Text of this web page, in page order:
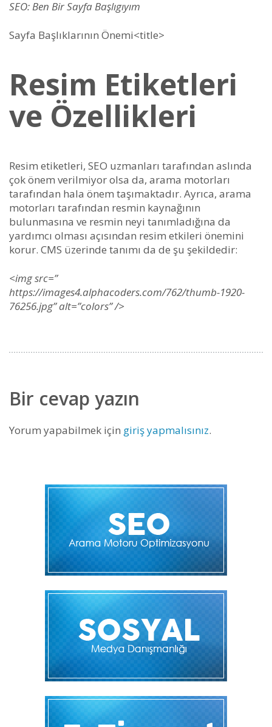
SEO: Ben Bir Sayfa Başlıgıyım
Sayfa Başlıklarının Önemi<title>
Resim Etiketleri
ve Özellikleri
Resim etiketleri, SEO uzmanları tarafından aslında
çok önem verilmiyor olsa da, arama motorları
tarafından hala önem taşımaktadır. Ayrıca, arama
motorları tarafından resmin kaynağının
bulunmasına ve resmin neyi tanımladığına da
yardımcı olması açısından resim etkileri önemini
korur. CMS üzerinde tanımı da de şu şekildedir:
<img src=”
https://images4.alphacoders.com/762/thumb-1920-
76256.jpg” alt=”colors” />
Bir cevap yazın
Yorum yapabilmek için giriş yapmalısınız.